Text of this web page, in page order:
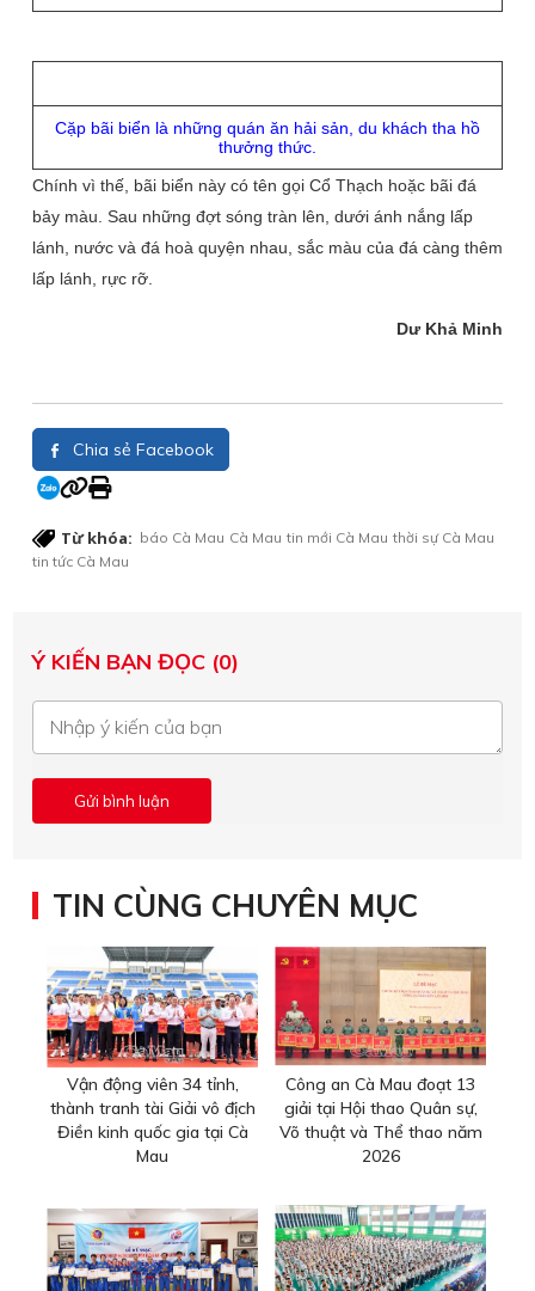
Cặp bãi biển là những quán ăn hải sản, du khách tha hồ
thưởng thức.
Chính vì thế, bãi biển này có tên gọi Cổ Thạch hoặc bãi đá
bảy màu. Sau những đợt sóng tràn lên, dưới ánh nắng lấp
lánh, nước và đá hoà quyện nhau, sắc màu của đá càng thêm
lấp lánh, rực rỡ.
Dư Khả Minh
Chia sẻ Facebook
Từ khóa: báo Cà Mau Cà Mau tin mới Cà Mau thời sự Cà Mau
tin tức Cà Mau
Ý KIẾN BẠN ĐỌC (0)
TIN CÙNG CHUYÊN MỤC
Vận động viên 34 tỉnh,
thành tranh tài Giải vô địch
Điền kinh quốc gia tại Cà
Mau
Công an Cà Mau đoạt 13
giải tại Hội thao Quân sự,
Võ thuật và Thể thao năm
2026